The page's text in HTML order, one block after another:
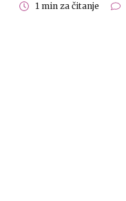
1 min za čitanje